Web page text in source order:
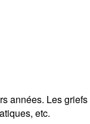
années. Les
etc.